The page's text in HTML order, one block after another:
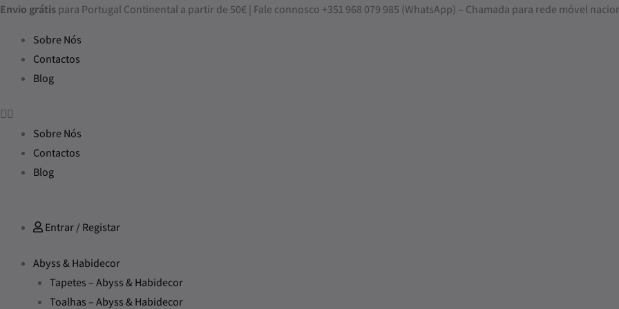
Skip
content
Envio grátispara Portugal Continental a partir de 50€ | Fale connosco +351 968 079 985 (WhatsApp) – Chamada para rede móvel
Sobre Nós
Contactos
Blog
Sobre Nós
Contactos
Blog
Entrar / Registar
Abyss & Habidecor
Tapetes – Abyss & Habidecor
Toalhas – Abyss & Habidecor